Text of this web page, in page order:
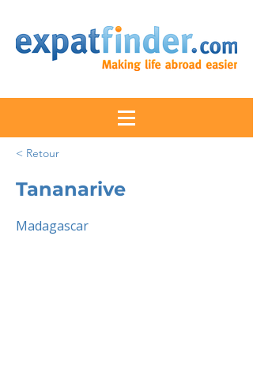
< Retour
Tananarive
Madagascar